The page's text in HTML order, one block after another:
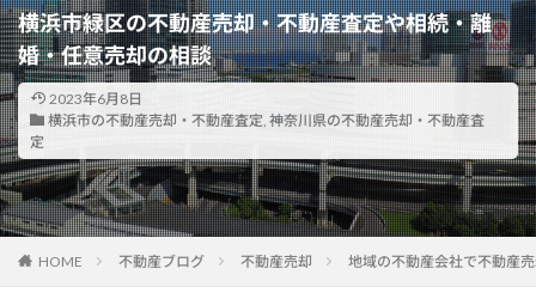
横浜市緑区の不動産売却・不動産査定や相続・離
婚・任意売却の相談
2023年6月8日
横浜市の不動産売却・不動産査定, 神奈川県の不動産売却・不動産査
定
HOME 不動産ブログ 不動産売却 地域の不動産会社で不動産